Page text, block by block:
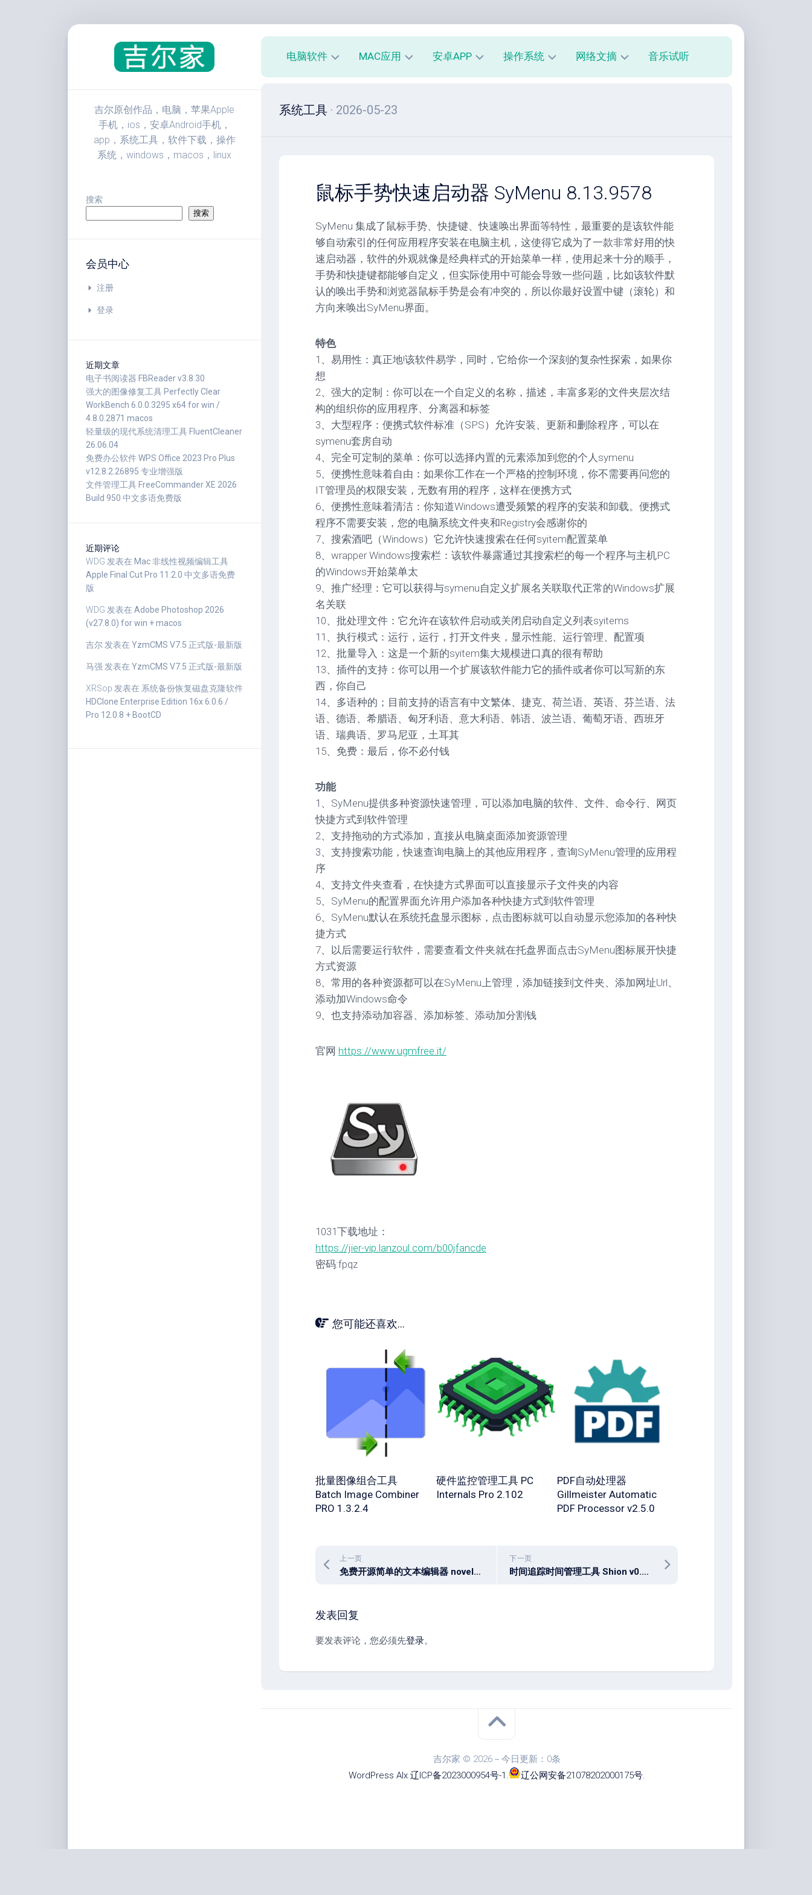
吉尔原创作品，电脑，苹果Apple
手机，ios，安卓Android手机，
app，系统工具，软件下载，操作
系统，windows，macos，linux
搜索
搜索
会员中心
注册
登录
近期文章
电子书阅读器 FBReader v3.8.30
强大的图像修复工具 Perfectly Clear
WorkBench 6.0.0.3295 x64 for win /
4.8.0.2871 macos
轻量级的现代系统清理工具 FluentCleaner
26.06.04
免费办公软件 WPS Office 2023 Pro Plus
v12.8.2.26895 专业增强版
文件管理工具 FreeCommander XE 2026
Build 950 中文多语免费版
近期评论
WDG 发表在 Mac 非线性视频编辑工具
Apple Final Cut Pro 11.2.0 中文多语免费
版
WDG 发表在 Adobe Photoshop 2026
(v27.8.0) for win + macos
吉尔 发表在 YzmCMS V7.5 正式版-最新版
马强 发表在 YzmCMS V7.5 正式版-最新版
XRSop 发表在 系统备份恢复磁盘克隆软件
HDClone Enterprise Edition 16x 6.0.6 /
Pro 12.0.8 + BootCD
电脑软件
公
MAC应用
办
系
统
具
mac
影
音
图
像
mac
具
mac
网
络
工
具
安卓APP
安
卓
统
工
具
卓
影
安
卓
动
工
具
网
络
工
具
操作系统
工
具
网络文摘
欣
赏
朋
友
圈
音乐试听
系统工具 · 2026-05-23
鼠标手势快速启动器 SyMenu 8.13.9578
SyMenu 集成了鼠标手势、快捷键、快速唤出界面等特性，最重要的是该软件能
够自动索引的任何应用程序安装在电脑主机，这使得它成为了一款非常好用的快
速启动器，软件的外观就像是经典样式的开始菜单一样，使用起来十分的顺手，
手势和快捷键都能够自定义，但实际使用中可能会导致一些问题，比如该软件默
认的唤出手势和浏览器鼠标手势是会有冲突的，所以你最好设置中键（滚轮）和
方向来唤出SyMenu界面。
特色
1、易用性：真正地!该软件易学，同时，它给你一个深刻的复杂性探索，如果你
想
2、强大的定制：你可以在一个自定义的名称，描述，丰富多彩的文件夹层次结
构的组织你的应用程序、分离器和标签
3、大型程序：便携式软件标准（SPS）允许安装、更新和删除程序，可以在
symenu套房自动
4、完全可定制的菜单：你可以选择内置的元素添加到您的个人symenu
5、便携性意味着自由：如果你工作在一个严格的控制环境，你不需要再问您的
IT管理员的权限安装，无数有用的程序，这样在便携方式
6、便携性意味着清洁：你知道Windows遭受频繁的程序的安装和卸载。便携式
程序不需要安装，您的电脑系统文件夹和Registry会感谢你的
7、搜索酒吧（Windows）它允许快速搜索在任何syitem配置菜单
8、wrapper Windows搜索栏：该软件暴露通过其搜索栏的每一个程序与主机PC
的Windows开始菜单太
9、推广经理：它可以获得与symenu自定义扩展名关联取代正常的Windows扩展
名关联
10、批处理文件：它允许在该软件启动或关闭启动自定义列表syitems
11、执行模式：运行，运行，打开文件夹，显示性能、运行管理、配置项
12、批量导入：这是一个新的syitem集大规模进口真的很有帮助
13、插件的支持：你可以用一个扩展该软件能力它的插件或者你可以写新的东
西，你自己
14、多语种的；目前支持的语言有中文繁体、捷克、荷兰语、英语、芬兰语、法
语、德语、希腊语、匈牙利语、意大利语、韩语、波兰语、葡萄牙语、西班牙
语、瑞典语、罗马尼亚，土耳其
15、免费：最后，你不必付钱
功能
1、SyMenu提供多种资源快速管理，可以添加电脑的软件、文件、命令行、网页
快捷方式到软件管理
2、支持拖动的方式添加，直接从电脑桌面添加资源管理
3、支持搜索功能，快速查询电脑上的其他应用程序，查询SyMenu管理的应用程
序
4、支持文件夹查看，在快捷方式界面可以直接显示子文件夹的内容
5、SyMenu的配置界面允许用户添加各种快捷方式到软件管理
6、SyMenu默认在系统托盘显示图标，点击图标就可以自动显示您添加的各种快
捷方式
7、以后需要运行软件，需要查看文件夹就在托盘界面点击SyMenu图标展开快捷
方式资源
8、常用的各种资源都可以在SyMenu上管理，添加链接到文件夹、添加网址Url、
添动加Windows命令
9、也支持添动加容器、添加标签、添动加分割钱
官网 https://www.ugmfree.it/
1031下载地址：
https://jier-vip.lanzoul.com/b00jfancde
密码:fpqz
您可能还喜欢...
批量图像组合工具
Batch Image Combiner
PRO 1.3.2.4
硬件监控管理工具 PC
Internals Pro 2.102
PDF自动处理器
Gillmeister Automatic
PDF Processor v2.5.0
下一页
时间追踪时间管理工具 Shion v0.13.5
上一页
免费开源简单的文本编辑器 novelWriter v26.1
发表回复
要发表评论，您必须先登录。
吉尔家 © 2026－今日更新：0条
WordPress Alx.辽ICP备2023000954号-1 . 辽公网安备21078202000175号.